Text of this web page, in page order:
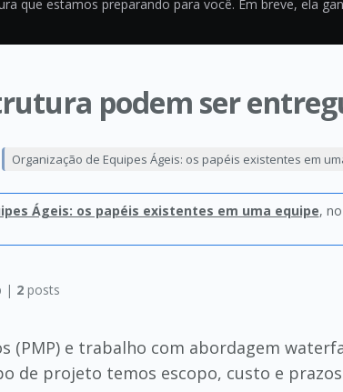
que estamos preparando para você. Em breve, ela
podem ser
Organização de Equipes Ágeis: os papéis existentes em
Ágeis: os papéis existentes em uma equipe,
| 2posts
(PMP) e trabalho com abordagem
de projeto temos escopo, custo e